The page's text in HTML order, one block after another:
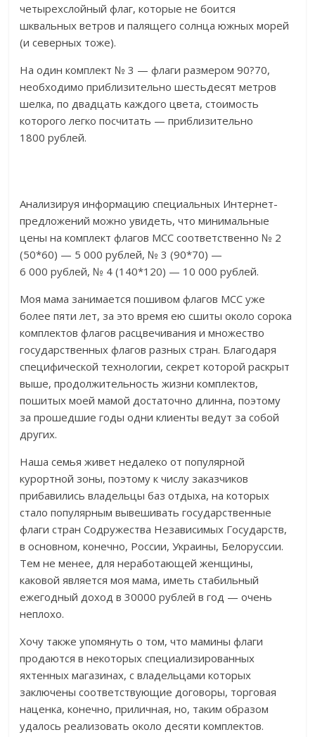
четырехслойный флаг, которые не боится
шквальных ветров и палящего солнца южных морей
(и северных тоже).
На один комплект № 3 — флаги размером 90?70,
необходимо приблизительно шестьдесят метров
шелка, по двадцать каждого цвета, стоимость
которого легко посчитать — приблизительно
1800 рублей.
Анализируя информацию специальных Интернет-
предложений можно увидеть, что минимальные
цены на комплект флагов МСС соответственно № 2
(50*60) — 5 000 рублей, № 3 (90*70) —
6 000 рублей, № 4 (140*120) — 10 000 рублей.
Моя мама занимается пошивом флагов МСС уже
более пяти лет, за это время ею сшиты около сорока
комплектов флагов расцвечивания и множество
государственных флагов разных стран. Благодаря
специфической технологии, секрет которой раскрыт
выше, продолжительность жизни комплектов,
пошитых моей мамой достаточно длинна, поэтому
за прошедшие годы одни клиенты ведут за собой
других.
Наша семья живет недалеко от популярной
курортной зоны, поэтому к числу заказчиков
прибавились владельцы баз отдыха, на которых
стало популярным вывешивать государственные
флаги стран Содружества Независимых Государств,
в основном, конечно, России, Украины, Белоруссии.
Тем не менее, для неработающей женщины,
каковой является моя мама, иметь стабильный
ежегодный доход в 30000 рублей в год — очень
неплохо.
Хочу также упомянуть о том, что мамины флаги
продаются в некоторых специализированных
яхтенных магазинах, с владельцами которых
заключены соответствующие договоры, торговая
наценка, конечно, приличная, но, таким образом
удалось реализовать около десяти комплектов.